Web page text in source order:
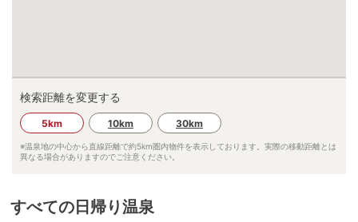
検索距離を変更する
5km 10km 30km
※温泉地の中心から直線距離で約5km圏内物件を表示しております。実際の移動距離とは
異なる場合がありますのでご注意ください。
すべての日帰り温泉